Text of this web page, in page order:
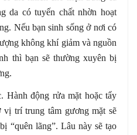
da có tuyến chất nhờn hoạt
Nếu bạn sinh sống ở nơi có
không khí giảm và nguồn
thì bạn sẽ thường xuyên bị
Hành động rửa mặt hoặc tẩy
trí trung tâm gương mặt sẽ
“quên lãng”. Lâu này sẽ tạo